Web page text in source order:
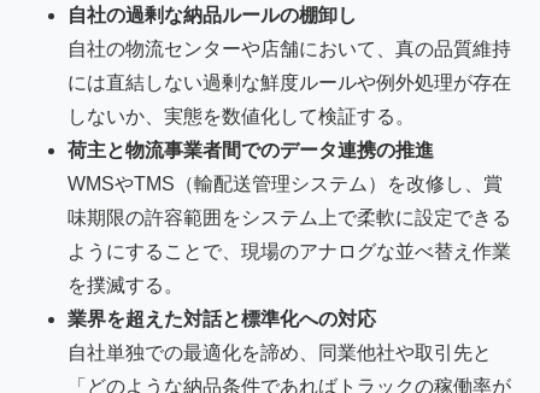
自社の過剰な納品ルールの棚卸し
自社の物流センターや店舗において、真の品質維持
には直結しない過剰な鮮度ルールや例外処理が存在
しないか、実態を数値化して検証する。
荷主と物流事業者間でのデータ連携の推進
WMSやTMS（輸配送管理システム）を改修し、賞
味期限の許容範囲をシステム上で柔軟に設定できる
ようにすることで、現場のアナログな並べ替え作業
を撲滅する。
業界を超えた対話と標準化への対応
自社単独での最適化を諦め、同業他社や取引先と
「どのような納品条件であればトラックの稼働率が